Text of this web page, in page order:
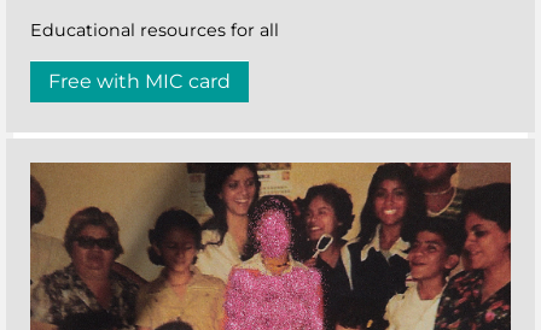
Educational resources for all
Free with MIC card